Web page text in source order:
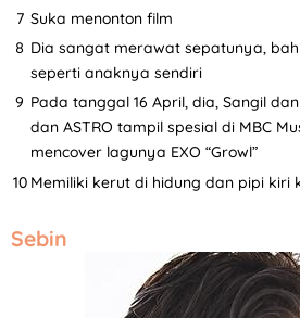
Suka menonton film
Dia sangat merawat sepatunya,
seperti anaknya sendiri
Pada tanggal 16 April, dia, Sangil
dan ASTRO tampil spesial di MBC
mencover lagunya EXO “Growl”
Memiliki kerut di hidung dan pipi kiri
Sebin